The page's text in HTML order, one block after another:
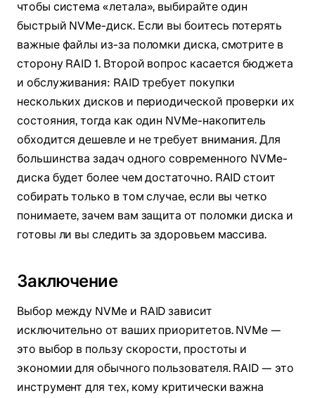
чтобы система «летала», выбирайте один
быстрый NVMe-диск. Если вы боитесь потерять
важные файлы из-за поломки диска, смотрите в
сторону RAID 1. Второй вопрос касается бюджета
и обслуживания: RAID требует покупки
нескольких дисков и периодической проверки их
состояния, тогда как один NVMe-накопитель
обходится дешевле и не требует внимания. Для
большинства задач одного современного NVMe-
диска будет более чем достаточно. RAID стоит
собирать только в том случае, если вы четко
понимаете, зачем вам защита от поломки диска и
готовы ли вы следить за здоровьем массива.
Заключение
Выбор между NVMe и RAID зависит
исключительно от ваших приоритетов. NVMe —
это выбор в пользу скорости, простоты и
экономии для обычного пользователя. RAID — это
инструмент для тех, кому критически важна